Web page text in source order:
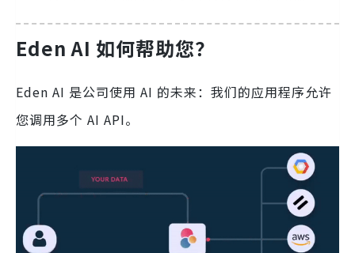
Eden AI 如何帮助您？
Eden AI 是公司使用 AI 的未来：我们的应用程序允许
您调用多个 AI API。